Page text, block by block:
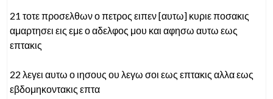
21 τοτε προσελθων ο πετρος ειπεν [αυτω] κυριε ποσακις
αμαρτησει εις εμε ο αδελφος μου και αφησω αυτω εως
επτακις
22 λεγει αυτω ο ιησους ου λεγω σοι εως επτακις αλλα εως
εβδομηκοντακις επτα